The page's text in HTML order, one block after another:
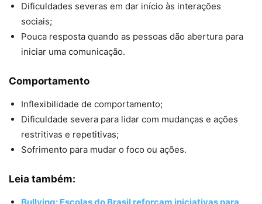
Dificuldades severas em dar início às interações
sociais;
Pouca resposta quando as pessoas dão abertura para
iniciar uma comunicação.
Comportamento
Inflexibilidade de comportamento;
Dificuldade severa para lidar com mudanças e ações
restritivas e repetitivas;
Sofrimento para mudar o foco ou ações.
Leia também: